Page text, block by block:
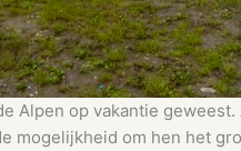
Alpen op vakantie
mogelijkheid om hen het